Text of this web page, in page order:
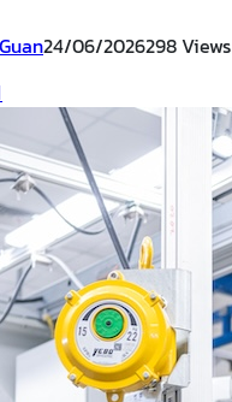
24/06/2026298 Views